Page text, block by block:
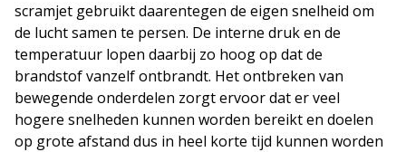
scramjet gebruikt daarentegen de eigen snelheid om
de lucht samen te persen. De interne druk en de
temperatuur lopen daarbij zo hoog op dat de
brandstof vanzelf ontbrandt. Het ontbreken van
bewegende onderdelen zorgt ervoor dat er veel
hogere snelheden kunnen worden bereikt en doelen
op grote afstand dus in heel korte tijd kunnen worden